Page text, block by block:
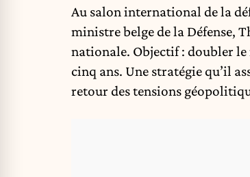
Au salon international de la
ministre belge de la Défense,
nationale. Objectif : doubler le
cinq ans. Une stratégie qu’il
retour des tensions